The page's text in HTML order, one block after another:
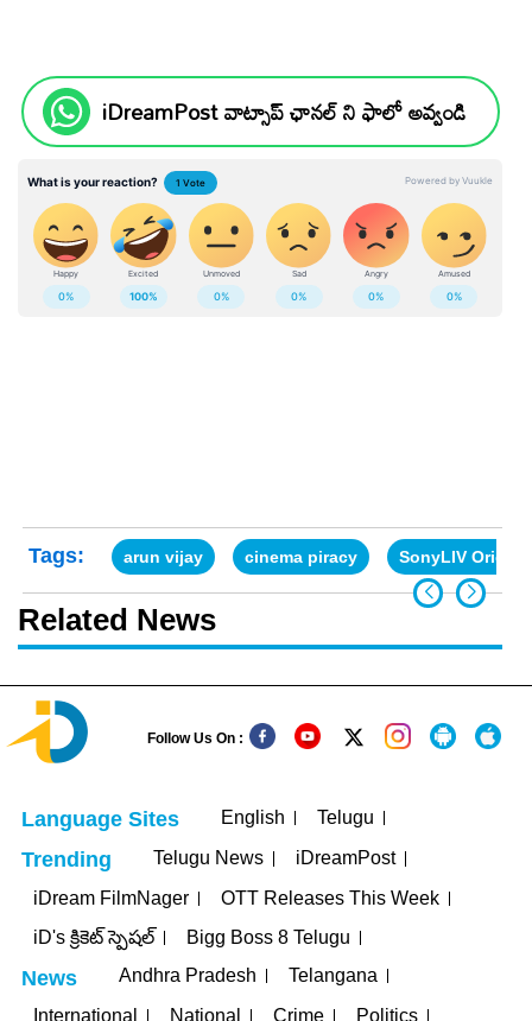
iDreamPost వాట్సాప్ ఛానల్ ని ఫాలో అవ్వండి
Tags: arun vijay cinema piracy SonyLIV
Related News
Follow Us On :
Language Sites English Telugu
Trending Telugu News
iDreamPost
iDream FilmNager
OTT Releases This Week
iD's క్రికెట్ స్పెషల్
Bigg Boss 8 Telugu
News Andhra Pradesh
Telangana
International
National Crime Politics